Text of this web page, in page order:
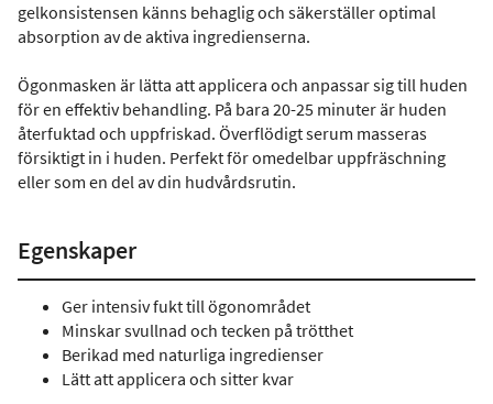
gelkonsistensen känns behaglig och säkerställer optimal
absorption av de aktiva ingredienserna.
Ögonmasken är lätta att applicera och anpassar sig till huden
för en effektiv behandling. På bara 20-25 minuter är huden
återfuktad och uppfriskad. Överflödigt serum masseras
försiktigt in i huden. Perfekt för omedelbar uppfräschning
eller som en del av din hudvårdsrutin.
Egenskaper
Ger intensiv fukt till ögonområdet
Minskar svullnad och tecken på trötthet
Berikad med naturliga ingredienser
Lätt att applicera och sitter kvar